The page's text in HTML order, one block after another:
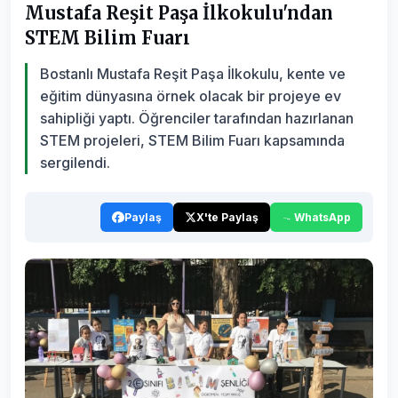
Mustafa Reşit Paşa İlkokulu'ndan
STEM Bilim Fuarı
Bostanlı Mustafa Reşit Paşa İlkokulu, kente ve
eğitim dünyasına örnek olacak bir projeye ev
sahipliği yaptı. Öğrenciler tarafından hazırlanan
STEM projeleri, STEM Bilim Fuarı kapsamında
sergilendi.
Paylaş X'te Paylaş WhatsApp